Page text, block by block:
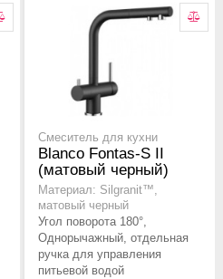
Смеситель для кухни
Blanco Fontas-S II
(матовый черный)
Материал: Silgranit™,
матовый черный
Угол поворота 180°,
Однорычажный, отдельная
ручка для управления
питьевой водой